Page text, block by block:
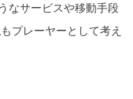
なサービスや移動手段
プレーヤーとして考え